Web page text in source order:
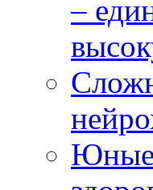
–
Юные